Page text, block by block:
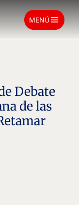
MENÚmenu
Debate
de las